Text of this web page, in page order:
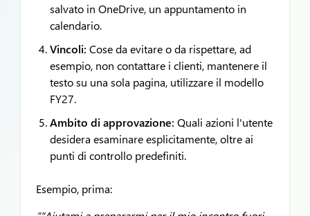
salvato in OneDrive, un appuntamento in
calendario.
Vincoli: Cose da evitare o da rispettare, ad
esempio, non contattare i clienti, mantenere il
testo su una sola pagina, utilizzare il modello
FY27.
Ambito di approvazione: Quali azioni l'utente
desidera esaminare esplicitamente, oltre ai
punti di controllo predefiniti.
Esempio, prima: